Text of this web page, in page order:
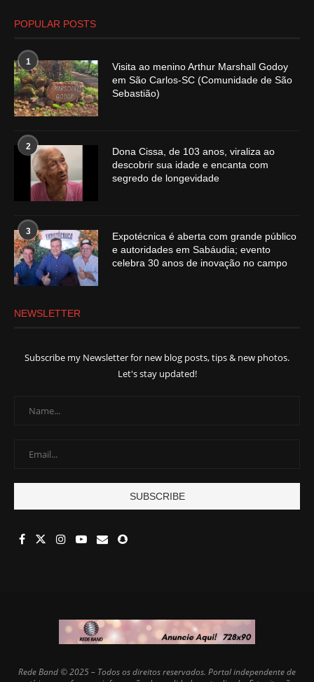
POPULAR POSTS
1
Visita ao menino Arthur Marshall Godoy
em São Carlos-SC (Comunidade de São
Sebastião)
2
Dona Cissa, de 103 anos, viraliza ao
descobrir sua idade e encanta com
segredo de longevidade
3
Expotécnica é aberta com grande público
e autoridades em Sabáudia; evento
celebra 30 anos de inovação no campo
NEWSLETTER
Subscribe my Newsletter for new blog posts, tips & new photos.
Let's stay updated!
Rede Band © 2025 – Todos os direitos reservados. Portal independente de